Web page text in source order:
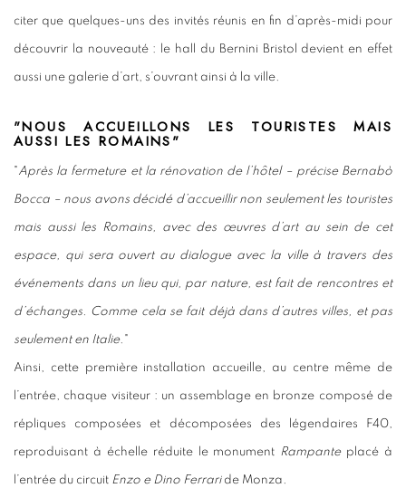
citer que quelques-uns des invités réunis en fin d’après-midi pour
découvrir la nouveauté : le hall du Bernini Bristol devient en effet
aussi une galerie d’art, s’ouvrant ainsi à la ville.
"NOUS ACCUEILLONS LES TOURISTES MAIS
AUSSI LES ROMAINS"
"Après la fermeture et la rénovation de l’hôtel – précise Bernabò
Bocca – nous avons décidé d’accueillir non seulement les touristes
mais aussi les Romains, avec des œuvres d’art au sein de cet
espace, qui sera ouvert au dialogue avec la ville à travers des
événements dans un lieu qui, par nature, est fait de rencontres et
d’échanges. Comme cela se fait déjà dans d’autres villes, et pas
seulement en Italie."
Ainsi, cette première installation accueille, au centre même de
l’entrée, chaque visiteur : un assemblage en bronze composé de
répliques composées et décomposées des légendaires F40,
reproduisant à échelle réduite le monument Rampanteplacé à
l’entrée du circuit Enzo e Dino Ferraride Monza.